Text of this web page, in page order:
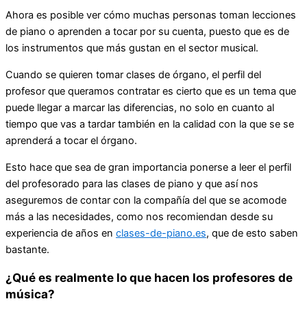
Ahora es posible ver cómo muchas personas toman lecciones
de piano o aprenden a tocar por su cuenta, puesto que es de
los instrumentos que más gustan en el sector musical.
Cuando se quieren tomar clases de órgano, el perfil del
profesor que queramos contratar es cierto que es un tema que
puede llegar a marcar las diferencias, no solo en cuanto al
tiempo que vas a tardar también en la calidad con la que se se
aprenderá a tocar el órgano.
Esto hace que sea de gran importancia ponerse a leer el perfil
del profesorado para las clases de piano y que así nos
aseguremos de contar con la compañía del que se acomode
más a las necesidades, como nos recomiendan desde su
experiencia de años en clases-de-piano.es, que de esto saben
bastante.
¿Qué es realmente lo que hacen los profesores de
música?